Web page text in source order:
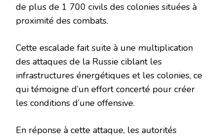
de plus de 1 700 civils des colonies situées à
proximité des combats.
Cette escalade fait suite à une multiplication
des attaques de la Russie ciblant les
infrastructures énergétiques et les colonies, ce
qui témoigne d’un effort concerté pour créer
les conditions d’une offensive.
En réponse à cette attaque, les autorités